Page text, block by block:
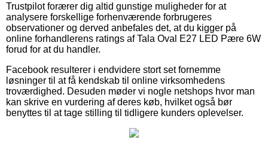
Trustpilot forærer dig altid gunstige muligheder for at
analysere forskellige forhenværende forbrugeres
observationer og derved anbefales det, at du kigger på
online forhandlerens ratings af Tala Oval E27 LED Pære 6W
forud for at du handler.
Facebook resulterer i endvidere stort set fornemme
løsninger til at få kendskab til online virksomhedens
troværdighed. Desuden møder vi nogle netshops hvor man
kan skrive en vurdering af deres køb, hvilket også bør
benyttes til at tage stilling til tidligere kunders oplevelser.